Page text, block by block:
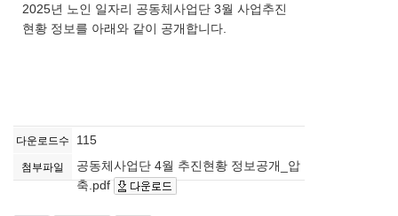
2025년 노인 일자리 공동체사업단 3월 사업추진
현황 정보를 아래와 같이 공개합니다.
다운로드수 115
첨부파일
공동체사업단 4월 추진현황 정보공개_압
축.pdf